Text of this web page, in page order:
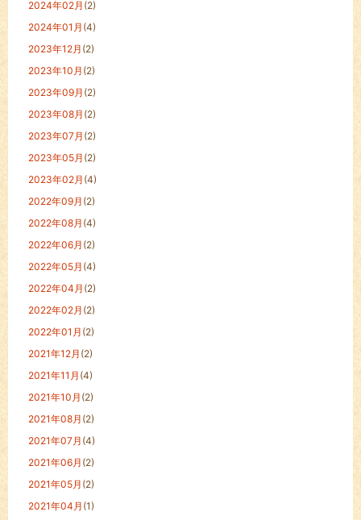
2024年02月 (2)
2024年01月 (4)
2023年12月 (2)
2023年10月 (2)
2023年09月 (2)
2023年08月 (2)
2023年07月 (2)
2023年05月 (2)
2023年02月 (4)
2022年09月 (2)
2022年08月 (4)
2022年06月 (2)
2022年05月 (4)
2022年04月 (2)
2022年02月 (2)
2022年01月 (2)
2021年12月 (2)
2021年11月 (4)
2021年10月 (2)
2021年08月 (2)
2021年07月 (4)
2021年06月 (2)
2021年05月 (2)
2021年04月 (1)